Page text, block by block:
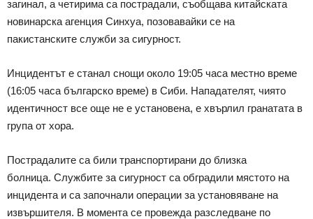
загинал, а четирима са пострадали, съобщава китайската
новинарска агенция Синхуа, позовавайки се на
пакистанските служби за сигурност.
Инцидентът е станал снощи около 19:05 часа местно време
(16:05 часа българско време) в Сиби. Нападателят, чиято
идентичност все още не е установена, е хвърлил гранатата в
група от хора.
Пострадалите са били транспортирани до близка
болница. Службите за сигурност са обградили мястото на
инцидента и са започнали операции за установяване на
извършителя. В момента се провежда разследване по